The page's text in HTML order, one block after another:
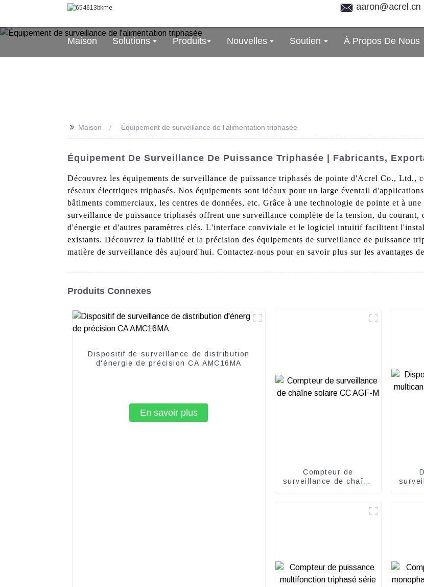
aaron@acrel.cn
Maison Solutions Produits Nouvelles Soutien À Propos De Nous
>> Maison Équipement de surveillance de l'alimentation triphasée
Équipement De Surveillance De Puissance Triphasée | Fabricants,
Découvrez les équipements de surveillance de puissance triphasés de pointe d'Acrel Co., Ltd.,
réseaux électriques triphasés. Nos équipements sont idéaux pour un large éventail
bâtiments commerciaux, les centres de données, etc. Grâce à une technologie de pointe et à
surveillance de puissance triphasés offrent une surveillance complète de la tension, du courant,
d'énergie et d'autres paramètres clés. L'interface conviviale et le logiciel intuitif facilitent
existants. Découvrez la fiabilité et la précision des équipements de surveillance de puissance
matière de surveillance dès aujourd'hui. Contactez-nous pour en savoir plus sur les avantages
Produits Connexes
Dispositif de surveillance de distribution
d'énergie de précision CA AMC16MA
En savoir plus
Compteur de
surveillance de chaîne